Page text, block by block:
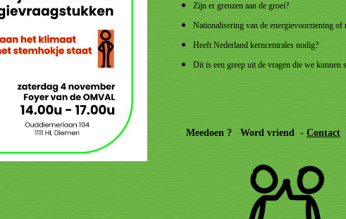
Zijn er grenzen aan de groei?
Nationalisering van de energievoorziening of
Heeft Nederland kerncentrales nodig?
Dit is een greep uit de vragen die we kunnen
Meedoen ? Word vriend - Contact